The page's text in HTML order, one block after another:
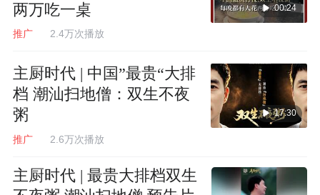
两万吃一桌
推广 2.4万次播放
00:24
主厨时代 | 中国”最贵“大排
档 潮汕扫地僧：双生不夜
粥
推广 2.6万次播放
17:30
主厨时代 | 最贵大排档双生